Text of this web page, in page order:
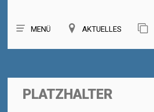
MENÜ AKTUELLES
PLATZHALTER